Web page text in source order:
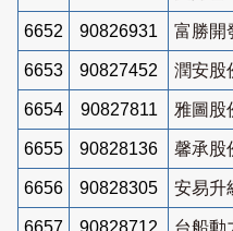
6652 90826931 富勝開
6653 90827452 潤安股
6654 90827811 雅圖股
6655 90828136 馨承股
6656 90828305 安易升
6657 90828712 台船動